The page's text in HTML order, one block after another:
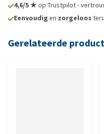
4,6/5 ★op Trustpilot -
Eenvoudig en zorgeloos
Gerelateerde